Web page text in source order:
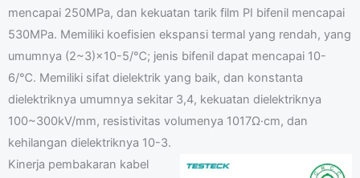
mencapai 250MPa, dan kekuatan tarik film PI bifenil mencapai
530MPa. Memiliki koefisien ekspansi termal yang rendah, yang
umumnya (2~3)×10-5/℃; jenis bifenil dapat mencapai 10-
6/℃. Memiliki sifat dielektrik yang baik, dan konstanta
dielektriknya umumnya sekitar 3,4, kekuatan dielektriknya
100~300kV/mm, resistivitas volumenya 1017Ω·cm, dan
kehilangan dielektriknya 10-3.
Kinerja pembakaran kabel